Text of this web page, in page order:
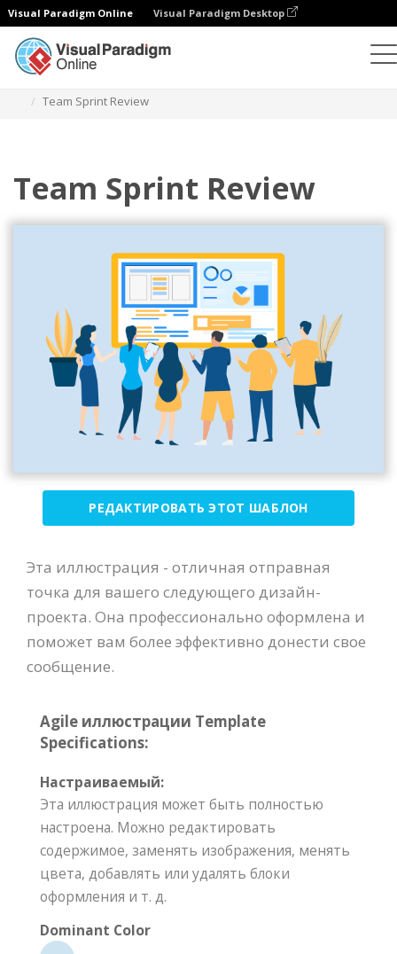
Visual Paradigm Online Visual Paradigm Desktop
Team Sprint Review
Team Sprint Review
РЕДАКТИРОВАТЬ ЭТОТ ШАБЛОН
Эта иллюстрация - отличная отправная
точка для вашего следующего дизайн-
проекта. Она профессионально оформлена и
поможет вам более эффективно донести свое
сообщение.
Agile иллюстрации Template
Specifications:
Настраиваемый:
Эта иллюстрация может быть полностью
настроена. Можно редактировать
содержимое, заменять изображения, менять
цвета, добавлять или удалять блоки
оформления и т. д.
Dominant Color